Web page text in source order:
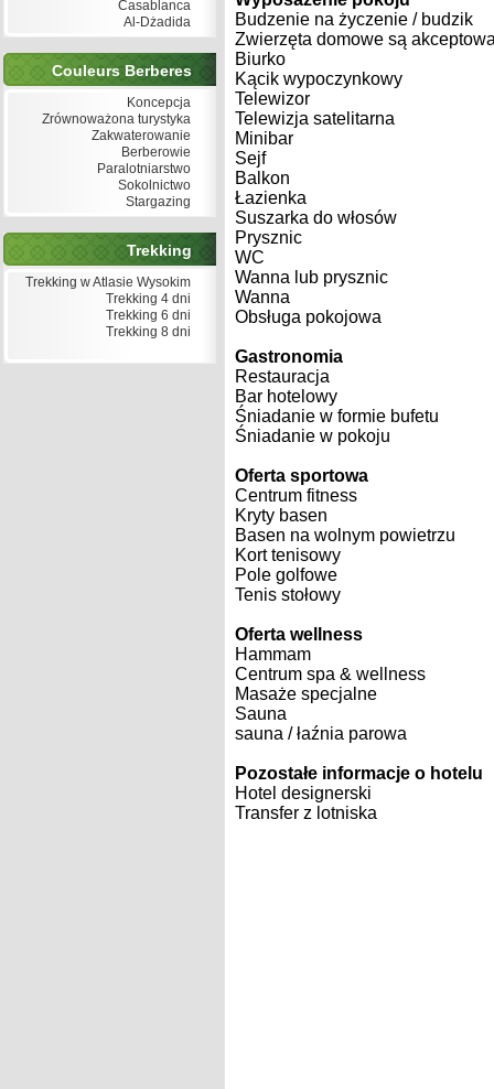
Casablanca
Al-Dżadida
Couleurs Berberes
Koncepcja
Zrównoważona turystyka
Zakwaterowanie
Berberowie
Paralotniarstwo
Sokolnictwo
Stargazing
Trekking
Trekking w Atlasie Wysokim
Trekking 4 dni
Trekking 6 dni
Trekking 8 dni
Budzenie na życzenie / budzik
Zwierzęta domowe są
Biurko
Kącik wypoczynkowy
Telewizor
Telewizja satelitarna
Minibar
Sejf
Balkon
Łazienka
Suszarka do włosów
Prysznic
WC
Wanna lub prysznic
Wanna
Obsługa pokojowa
Gastronomia
Restauracja
Bar hotelowy
Śniadanie w formie bufetu
Śniadanie w pokoju
Oferta sportowa
Centrum fitness
Kryty basen
Basen na wolnym powietrzu
Kort tenisowy
Pole golfowe
Tenis stołowy
Oferta wellness
Hammam
Centrum spa & wellness
Masaże specjalne
Sauna
sauna / łaźnia parowa
Pozostałe informacje o hotelu
Hotel designerski
Transfer z lotniska